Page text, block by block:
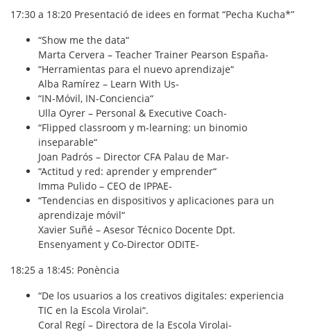
17:30 a 18:20 Presentació de idees en format “Pecha Kucha*”
“Show me the data“
Marta Cervera – Teacher Trainer Pearson España-
“Herramientas para el nuevo aprendizaje“
Alba Ramírez – Learn With Us-
“IN-Móvil, IN-Conciencia“
Ulla Oyrer – Personal & Executive Coach-
“Flipped classroom y m-learning: un binomio
inseparable“
Joan Padrós – Director CFA Palau de Mar-
“Actitud y red: aprender y emprender“
Imma Pulido – CEO de IPPAE-
“Tendencias en dispositivos y aplicaciones para un
aprendizaje móvil“
Xavier Suñé – Asesor Técnico Docente Dpt.
Ensenyament y Co-Director ODITE-
18:25 a 18:45: Ponència
“De los usuarios a los creativos digitales: experiencia
TIC en la Escola Virolai“.
Coral Regí – Directora de la Escola Virolai-